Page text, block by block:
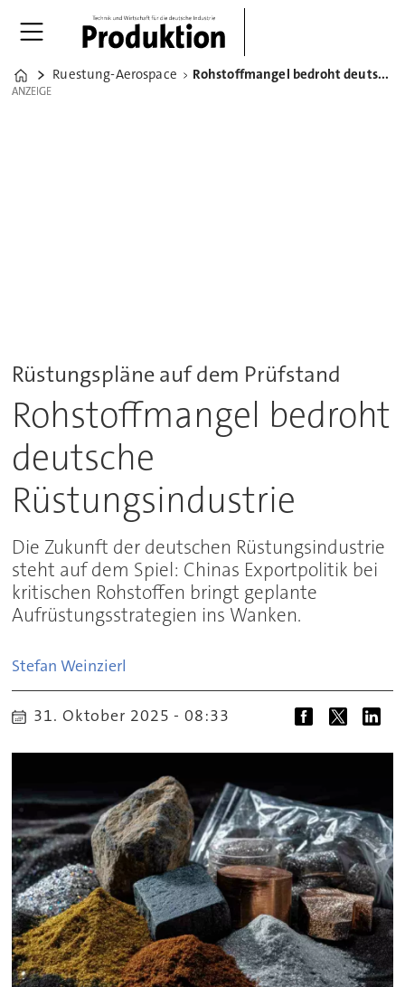
Home
Ruestung-Aerospace Rohstoffmangel bedroht deutsche Rüstungsindustrie
ANZEIGE
ANZEIGE
Rüstungspläne auf dem Prüfstand
Rohstoffmangel bedroht
deutsche
Rüstungsindustrie
Die Zukunft der deutschen Rüstungsindustrie
steht auf dem Spiel: Chinas Exportpolitik bei
kritischen Rohstoffen bringt geplante
Aufrüstungsstrategien ins Wanken.
Stefan Weinzierl
31. Oktober 2025 - 08:33